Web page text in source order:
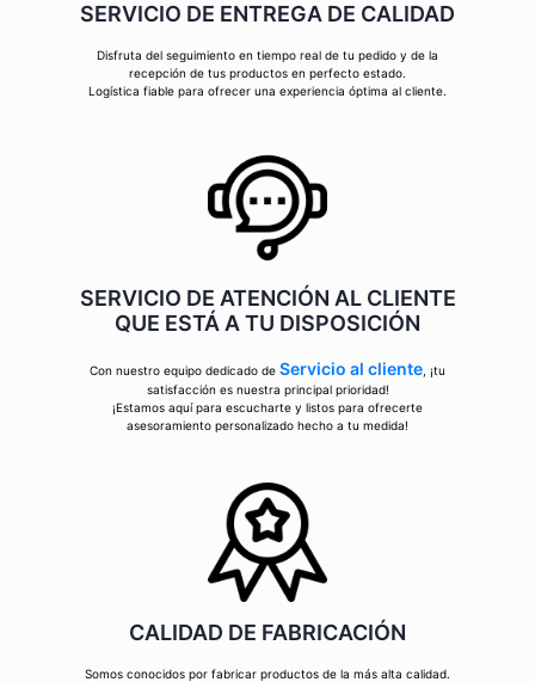
SERVICIO DE ENTREGA DE CALIDAD
Disfruta del seguimiento en tiempo real de tu pedido y de la
recepción de tus productos en perfecto estado.
Logística fiable para ofrecer una experiencia óptima al cliente.
SERVICIO DE ATENCIÓN AL CLIENTE
QUE ESTÁ A TU DISPOSICIÓN
Con nuestro equipo dedicado de Servicio al cliente , ¡tu
satisfacción es nuestra principal prioridad!
¡Estamos aquí para escucharte y listos para ofrecerte
asesoramiento personalizado hecho a tu medida!
CALIDAD DE FABRICACIÓN
Somos conocidos por fabricar productos de la más alta calidad.